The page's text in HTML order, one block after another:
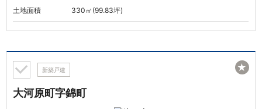
土地面積 330㎡(99.83坪)
新築戸建
大河原町字錦町
★